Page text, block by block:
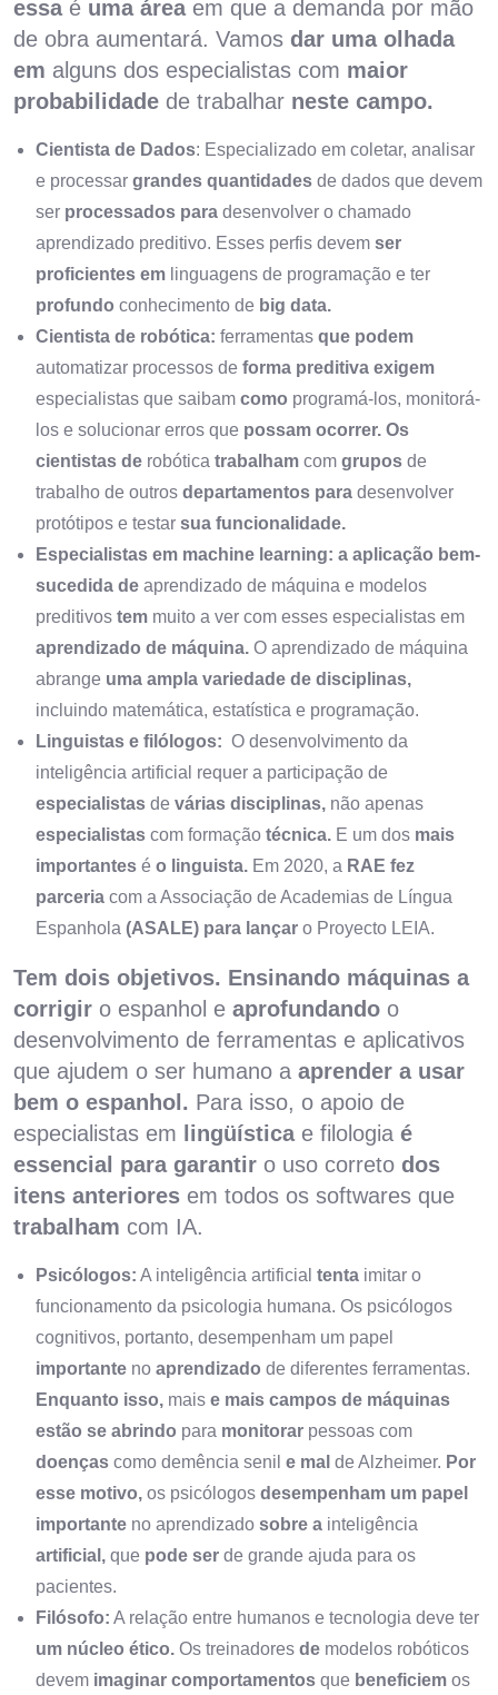
essaé uma áreaem que a demanda por mão
de obra aumentará. Vamos dar uma olhada
em alguns dos especialistas com maior
probabilidade de trabalhar neste campo.
Cientista de Dados: Especializado em coletar, analisar
e processar grandes quantidades de dados que devem
ser processados ​​para desenvolver o chamado
aprendizado preditivo. Esses perfis devem ser
proficientes em linguagens de programação e ter
profundo conhecimento de big data.
Cientista de robótica: ferramentas que podem
automatizar processos de forma preditiva exigem
especialistas que saibam como programá-los, monitorá-
los e solucionar erros que possam ocorrer. Os
cientistas de robótica trabalham com grupos de
trabalho de outros departamentos para desenvolver
protótipos e testar sua funcionalidade.
Especialistas em machine learning: a aplicação bem-
sucedida de aprendizado de máquina e modelos
preditivos tem muito a ver com esses especialistas em
aprendizado de máquina. O aprendizado de máquina
abrange uma ampla variedade de disciplinas,
incluindo matemática, estatística e programação.
Linguistas e filólogos: O desenvolvimento da
inteligência artificial requer a participação de
especialistas de várias disciplinas, não apenas
especialistas com formação técnica. E um dos mais
importantes é o linguista. Em 2020, a RAE fez
parceria com a Associação de Academias de Língua
Espanhola (ASALE) para lançar o Proyecto LEIA.
Tem dois objetivos. Ensinando máquinas a
corrigir o espanhol e aprofundando o
desenvolvimento de ferramentas e aplicativos
que ajudem o ser humano a aprender a usar
bem o espanhol. Para isso, o apoio de
especialistas em
lingüísticae filologia é
essencial para garantir o uso correto dos
itens anteriores em todos os softwares que
trabalham com IA.
Psicólogos: A inteligência artificial tenta imitar o
funcionamento da psicologia humana. Os psicólogos
cognitivos, portanto, desempenham um papel
importante no aprendizado de diferentes ferramentas.
Enquanto isso, mais e mais campos de máquinas
estão se abrindo para monitorar pessoas com
doenças como demência senil e mal de Alzheimer. Por
esse motivo, os psicólogos desempenham um papel
importante no aprendizado sobre a inteligência
artificial, que pode ser de grande ajuda para os
pacientes.
Filósofo: A relação entre humanos e tecnologia deve ter
um núcleo ético. Os treinadores de modelos robóticos
devem imaginar comportamentos que beneficiem os